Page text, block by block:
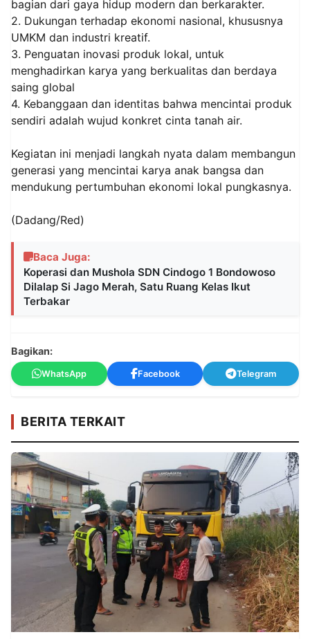
bagian dari gaya hidup modern dan berkarakter.
2. Dukungan terhadap ekonomi nasional, khususnya
UMKM dan industri kreatif.
3. Penguatan inovasi produk lokal, untuk
menghadirkan karya yang berkualitas dan berdaya
saing global
4. Kebanggaan dan identitas bahwa mencintai produk
sendiri adalah wujud konkret cinta tanah air.
Kegiatan ini menjadi langkah nyata dalam membangun
generasi yang mencintai karya anak bangsa dan
mendukung pertumbuhan ekonomi lokal pungkasnya.
(Dadang/Red)
Baca Juga:
Koperasi dan Mushola SDN Cindogo 1 Bondowoso
Dilalap Si Jago Merah, Satu Ruang Kelas Ikut
Terbakar
Bagikan:
WhatsApp Facebook Telegram
BERITA TERKAIT